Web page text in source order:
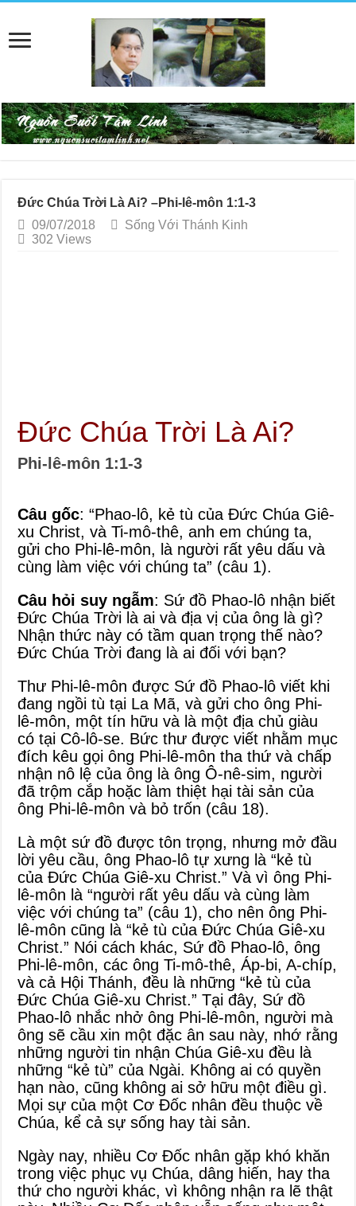
Đức Chúa Trời Là Ai? –Phi-lê-môn 1:1-3
09/07/2018
Sống Với Thánh Kinh
302 Views
Đức Chúa Trời Là Ai?
Phi-lê-môn 1:1-3
Câu gốc: “Phao-lô, kẻ tù của Đức Chúa Giê-
xu Christ, và Ti-mô-thê, anh em chúng ta,
gửi cho Phi-lê-môn, là người rất yêu dấu và
cùng làm việc với chúng ta” (câu 1).
Câu hỏi suy ngẫm: Sứ đồ Phao-lô nhận biết
Đức Chúa Trời là ai và địa vị của ông là gì?
Nhận thức này có tầm quan trọng thế nào?
Đức Chúa Trời đang là ai đối với bạn?
Thư Phi-lê-môn được Sứ đồ Phao-lô viết khi
đang ngồi tù tại La Mã, và gửi cho ông Phi-
lê-môn, một tín hữu và là một địa chủ giàu
có tại Cô-lô-se. Bức thư được viết nhằm mục
đích kêu gọi ông Phi-lê-môn tha thứ và chấp
nhận nô lệ của ông là ông Ô-nê-sim, người
đã trộm cắp hoặc làm thiệt hại tài sản của
ông Phi-lê-môn và bỏ trốn (câu 18).
Là một sứ đồ được tôn trọng, nhưng mở đầu
lời yêu cầu, ông Phao-lô tự xưng là “kẻ tù
của Đức Chúa Giê-xu Christ.” Và vì ông Phi-
lê-môn là “người rất yêu dấu và cùng làm
việc với chúng ta” (câu 1), cho nên ông Phi-
lê-môn cũng là “kẻ tù của Đức Chúa Giê-xu
Christ.” Nói cách khác, Sứ đồ Phao-lô, ông
Phi-lê-môn, các ông Ti-mô-thê, Áp-bi, A-chíp,
và cả Hội Thánh, đều là những “kẻ tù của
Đức Chúa Giê-xu Christ.” Tại đây, Sứ đồ
Phao-lô nhắc nhở ông Phi-lê-môn, người mà
ông sẽ cầu xin một đặc ân sau này, nhớ rằng
những người tin nhận Chúa Giê-xu đều là
những “kẻ tù” của Ngài. Không ai có quyền
hạn nào, cũng không ai sở hữu một điều gì.
Mọi sự của một Cơ Đốc nhân đều thuộc về
Chúa, kể cả sự sống hay tài sản.
Ngày nay, nhiều Cơ Đốc nhân gặp khó khăn
trong việc phục vụ Chúa, dâng hiến, hay tha
thứ cho người khác, vì không nhận ra lẽ thật